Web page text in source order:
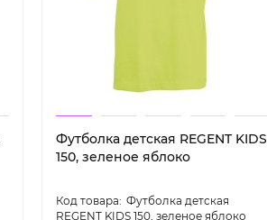
Футболка детская REGENT KIDS
150, зеленое яблоко
Футболка детская
REGENT KIDS 150, зеленое яблоко